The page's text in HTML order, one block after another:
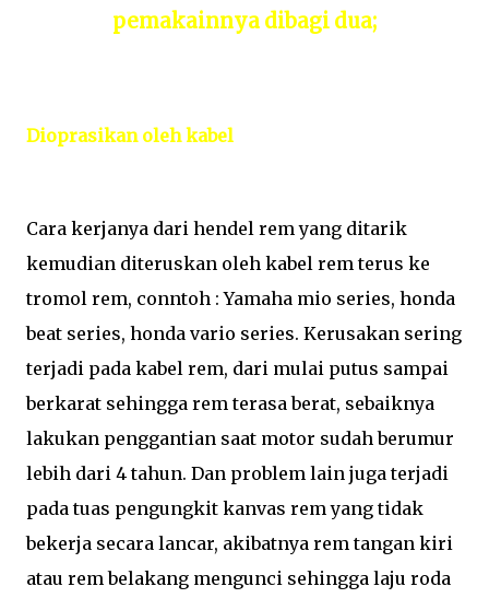
pemakainnya dibagi dua;
Dioprasikan oleh kabel
Cara kerjanya dari hendel rem yang ditarik
kemudian diteruskan oleh kabel rem terus ke
tromol rem, conntoh : Yamaha mio series, honda
beat series, honda vario series. Kerusakan sering
terjadi pada kabel rem, dari mulai putus sampai
berkarat sehingga rem terasa berat, sebaiknya
lakukan penggantian saat motor sudah berumur
lebih dari 4 tahun. Dan problem lain juga terjadi
pada tuas pengungkit kanvas rem yang tidak
bekerja secara lancar, akibatnya rem tangan kiri
atau rem belakang mengunci sehingga laju roda